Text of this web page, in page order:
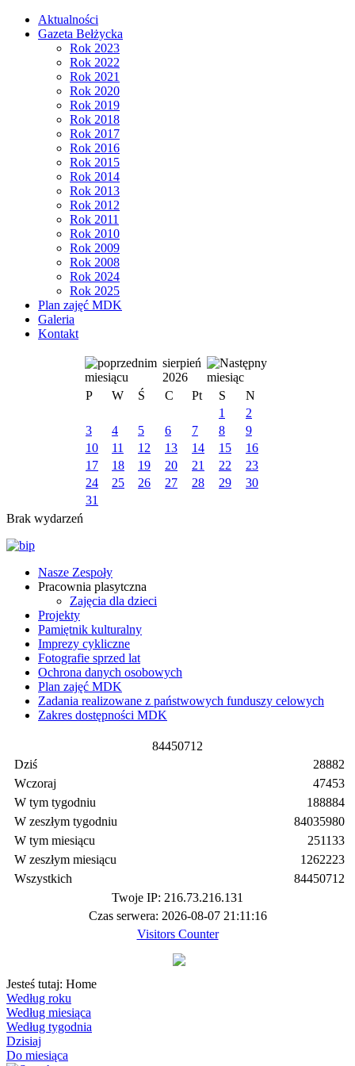
Aktualności
Gazeta Bełżycka
Rok 2023
Rok 2022
Rok 2021
Rok 2020
Rok 2019
Rok 2018
Rok 2017
Rok 2016
Rok 2015
Rok 2014
Rok 2013
Rok 2012
Rok 2011
Rok 2010
Rok 2009
Rok 2008
Rok 2024
Rok 2025
Plan zajęć MDK
Galeria
Kontakt
sierpień
2026
P
W Ś C Pt S
N
1
2
3
4 5 6 7 8
9
10
11 12 13 14 15
16
17
18 19 20 21 22
23
24
25 26 27 28 29
30
31
Brak wydarzeń
Nasze Zespoły
Pracownia plasytczna
Zajęcia dla dzieci
Projekty
Pamiętnik kulturalny
Imprezy cykliczne
Fotografie sprzed lat
Ochrona danych osobowych
Plan zajęć MDK
Zadania realizowane z państwowych funduszy celowych
Zakres dostępności MDK
8445071 2
Dziś
Wczoraj
W tym tygodniu
W zeszłym tygodniu
W tym miesiącu
W zeszłym miesiącu
Wszystkich
28882
47453
188884
84035980
251133
1262223
84450712
Twoje IP: 216.73.216.131
Czas serwera: 2026-08-07 21:11:16
Visitors Counter
Jesteś tutaj: Home
Według roku
Według miesiąca
Według tygodnia
Dzisiaj
Do miesiąca